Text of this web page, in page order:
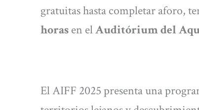
gratuitas hasta completar aforo,
horasen elAuditórium del
El AIFF 2025 presenta una